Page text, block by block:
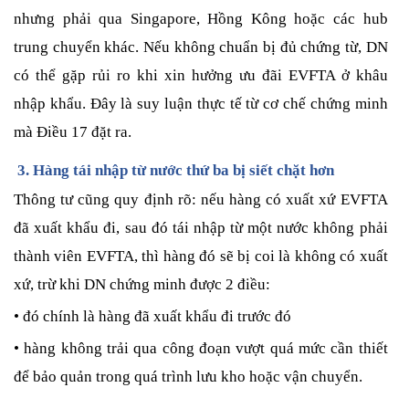
nhưng phải qua Singapore, Hồng Kông hoặc các hub
trung chuyển khác. Nếu không chuẩn bị đủ chứng từ, DN
có thể gặp rủi ro khi xin hưởng ưu đãi EVFTA ở khâu
nhập khẩu. Đây là suy luận thực tế từ cơ chế chứng minh
mà Điều 17 đặt ra.
3. Hàng tái nhập từ nước thứ ba bị siết chặt hơn
Thông tư cũng quy định rõ: nếu hàng có xuất xứ EVFTA
đã xuất khẩu đi, sau đó tái nhập từ một nước không phải
thành viên EVFTA, thì hàng đó sẽ bị coi là không có xuất
xứ, trừ khi DN chứng minh được 2 điều:
• đó chính là hàng đã xuất khẩu đi trước đó
• hàng không trải qua công đoạn vượt quá mức cần thiết
để bảo quản trong quá trình lưu kho hoặc vận chuyển.